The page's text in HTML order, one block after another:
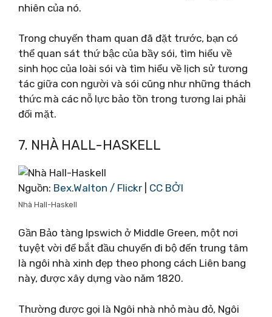
nhiên của nó.
Trong chuyến tham quan đã đặt trước, bạn có
thể quan sát thứ bậc của bầy sói, tìm hiểu về
sinh học của loài sói và tìm hiểu về lịch sử tương
tác giữa con người và sói cũng như những thách
thức mà các nỗ lực bảo tồn trong tương lai phải
đối mặt.
7. NHÀ HALL-HASKELL
Nguồn: Bex.Walton / Flickr CC BỞI
Nhà Hall-Haskell
Gần Bảo tàng Ipswich ở Middle Green, một nơi
tuyệt vời để bắt đầu chuyến đi bộ đến trung tâm
là ngôi nhà xinh đẹp theo phong cách Liên bang
này, được xây dựng vào năm 1820.
Thường được gọi là Ngôi nhà nhỏ màu đỏ, Ngôi